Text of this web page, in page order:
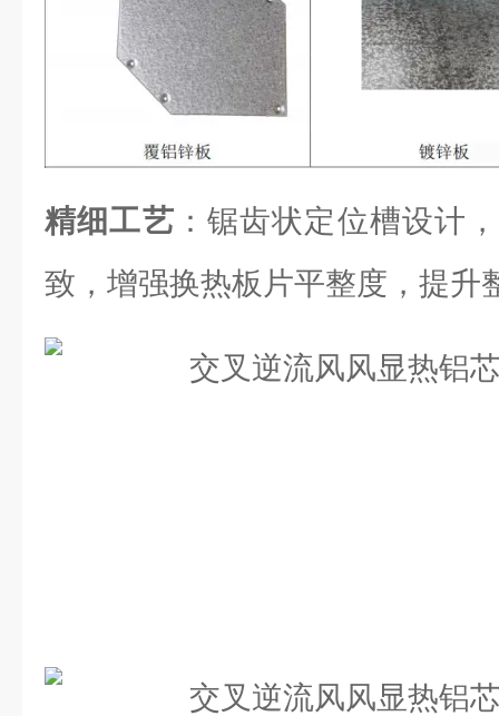
精细工艺 ：锯齿状定位槽设计
致，增强换热板片平整度，提升